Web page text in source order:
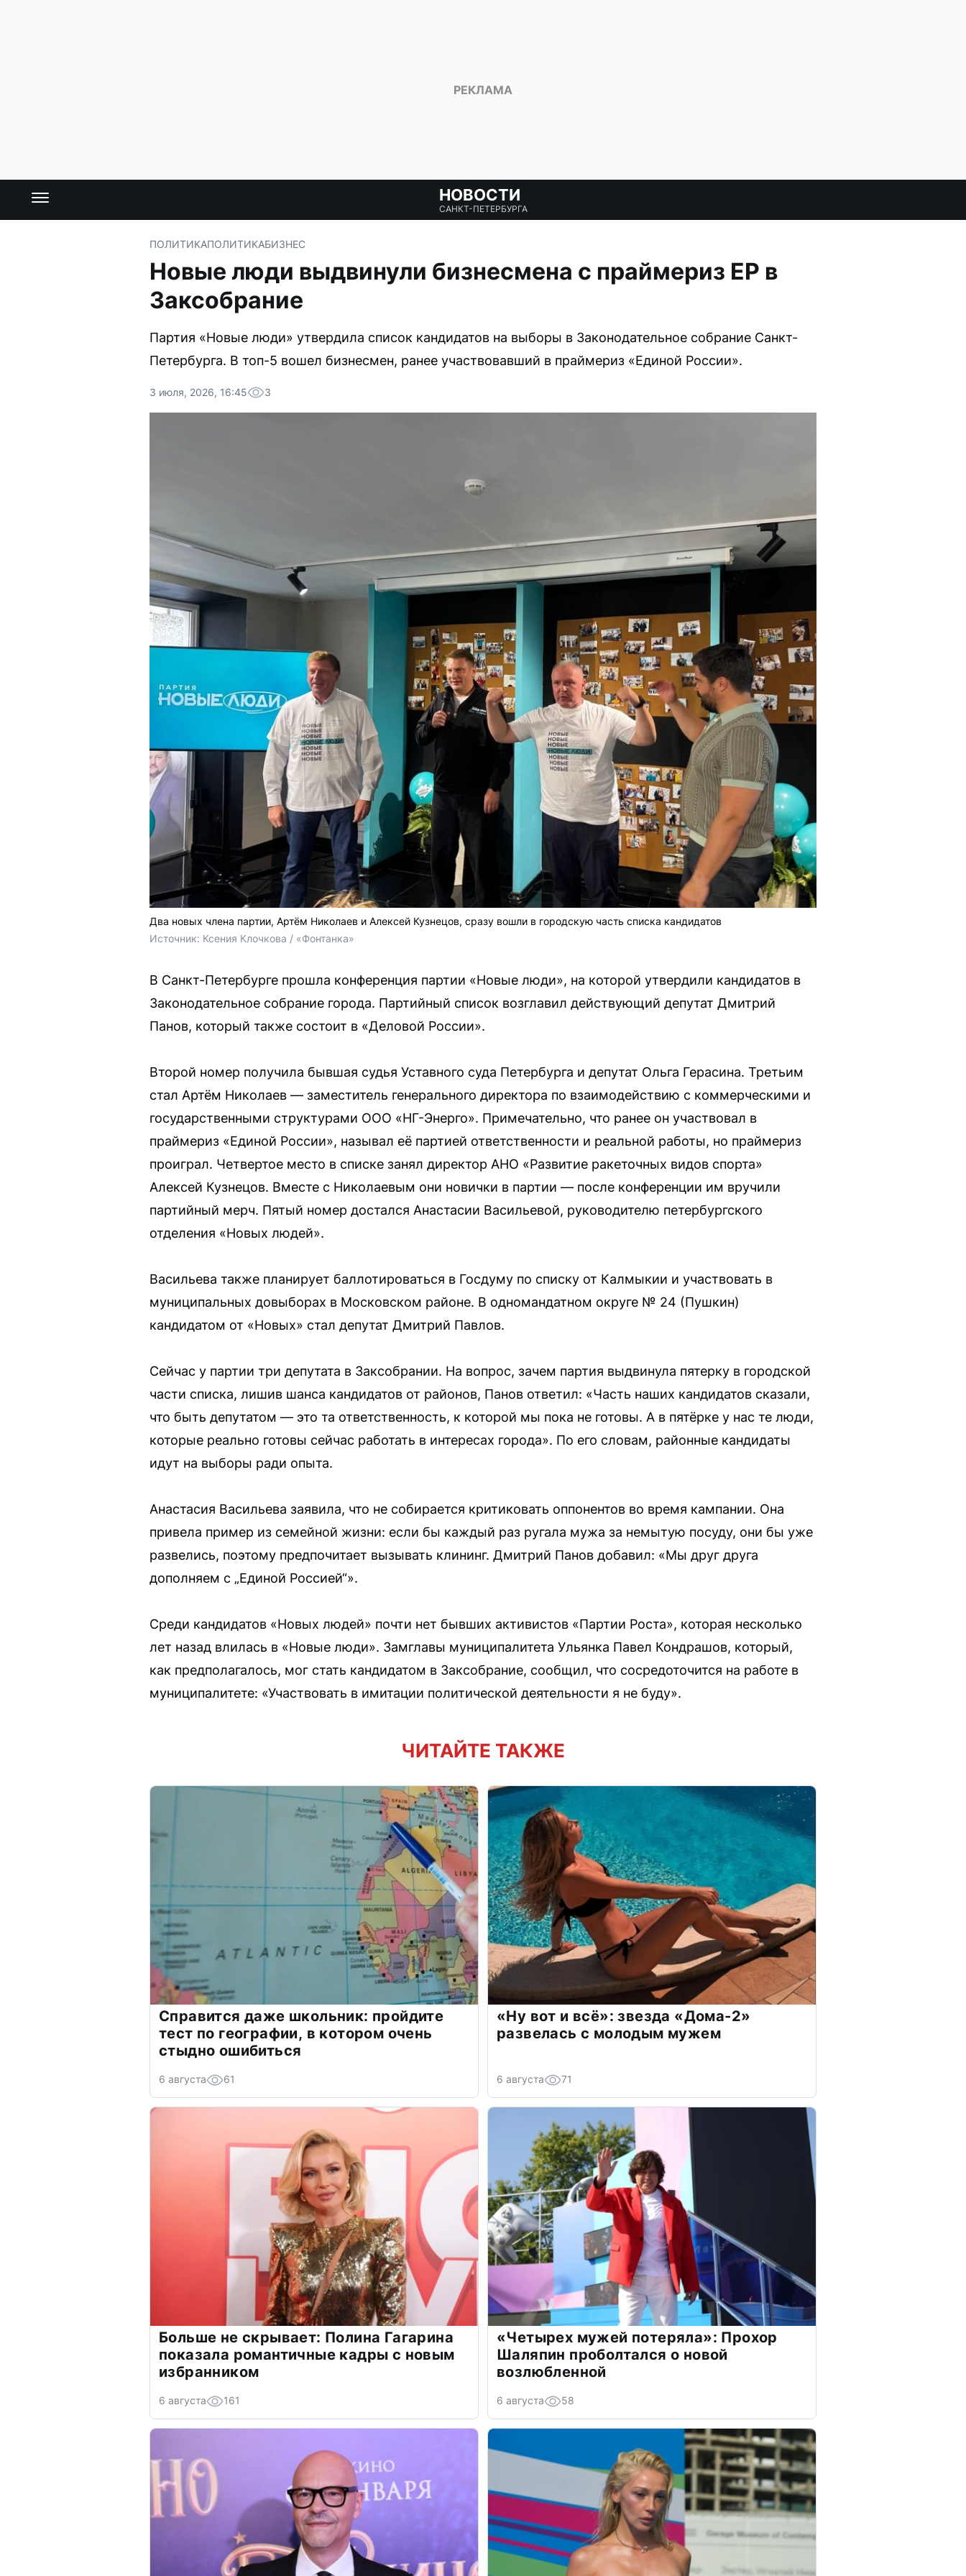
НОВОСТИ
САНКТ-ПЕТЕРБУРГА
ПОЛИТИКАПОЛИТИКАБИЗНЕС
Новые люди выдвинули бизнесмена с праймериз ЕР в
Заксобрание
Партия «Новые люди» утвердила список кандидатов на выборы в Законодательное собрание Санкт-
Петербурга. В топ-5 вошел бизнесмен, ранее участвовавший в праймериз «Единой России».
3 июля, 2026, 16:45 3
Два новых члена партии, Артём Николаев и Алексей Кузнецов, сразу вошли в городскую часть списка кандидатов
Источник: Ксения Клочкова / «Фонтанка»
В Санкт-Петербурге прошла конференция партии «Новые люди», на которой утвердили кандидатов в
Законодательное собрание города. Партийный список возглавил действующий депутат Дмитрий
Панов, который также состоит в «Деловой России».
Второй номер получила бывшая судья Уставного суда Петербурга и депутат Ольга Герасина. Третьим
стал Артём Николаев — заместитель генерального директора по взаимодействию с коммерческими и
государственными структурами ООО «НГ-Энерго». Примечательно, что ранее он участвовал в
праймериз «Единой России», называл её партией ответственности и реальной работы, но праймериз
проиграл. Четвертое место в списке занял директор АНО «Развитие ракеточных видов спорта»
Алексей Кузнецов. Вместе с Николаевым они новички в партии — после конференции им вручили
партийный мерч. Пятый номер достался Анастасии Васильевой, руководителю петербургского
отделения «Новых людей».
Васильева также планирует баллотироваться в Госдуму по списку от Калмыкии и участвовать в
муниципальных довыборах в Московском районе. В одномандатном округе № 24 (Пушкин)
кандидатом от «Новых» стал депутат Дмитрий Павлов.
Сейчас у партии три депутата в Заксобрании. На вопрос, зачем партия выдвинула пятерку в городской
части списка, лишив шанса кандидатов от районов, Панов ответил: «Часть наших кандидатов сказали,
что быть депутатом — это та ответственность, к которой мы пока не готовы. А в пятёрке у нас те люди,
которые реально готовы сейчас работать в интересах города». По его словам, районные кандидаты
идут на выборы ради опыта.
Анастасия Васильева заявила, что не собирается критиковать оппонентов во время кампании. Она
привела пример из семейной жизни: если бы каждый раз ругала мужа за немытую посуду, они бы уже
развелись, поэтому предпочитает вызывать клининг. Дмитрий Панов добавил: «Мы друг друга
дополняем с „Единой Россией“».
Среди кандидатов «Новых людей» почти нет бывших активистов «Партии Роста», которая несколько
лет назад влилась в «Новые люди». Замглавы муниципалитета Ульянка Павел Кондрашов, который,
как предполагалось, мог стать кандидатом в Заксобрание, сообщил, что сосредоточится на работе в
муниципалитете: «Участвовать в имитации политической деятельности я не буду».
ЧИТАЙТЕ ТАКЖЕ
Справится даже школьник: пройдите
тест по географии, в котором очень
стыдно ошибиться
6 августа 61
«Ну вот и всё»: звезда «Дома-2»
развелась с молодым мужем
6 августа 71
Больше не скрывает: Полина Гагарина
показала романтичные кадры с новым
избранником
6 августа 161
«Четырех мужей потеряла»: Прохор
Шаляпин проболтался о новой
возлюбленной
6 августа 58